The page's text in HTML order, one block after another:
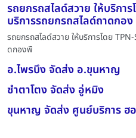
รถยกรถสไลด์สวาย ให้บริกา
บริการรถยกรถสไลด์ถาดกอง
รถยกรถสไลด์สวาย ให้บริการโดย
ดกองพื
อ.ไพรบึง จัดส่ง อ.ขุนหาญ
ซำตาโตง จัดส่ง อู่หมิง
ขุนหาญ จัดส่ง ศูนย์บริการ ฮ